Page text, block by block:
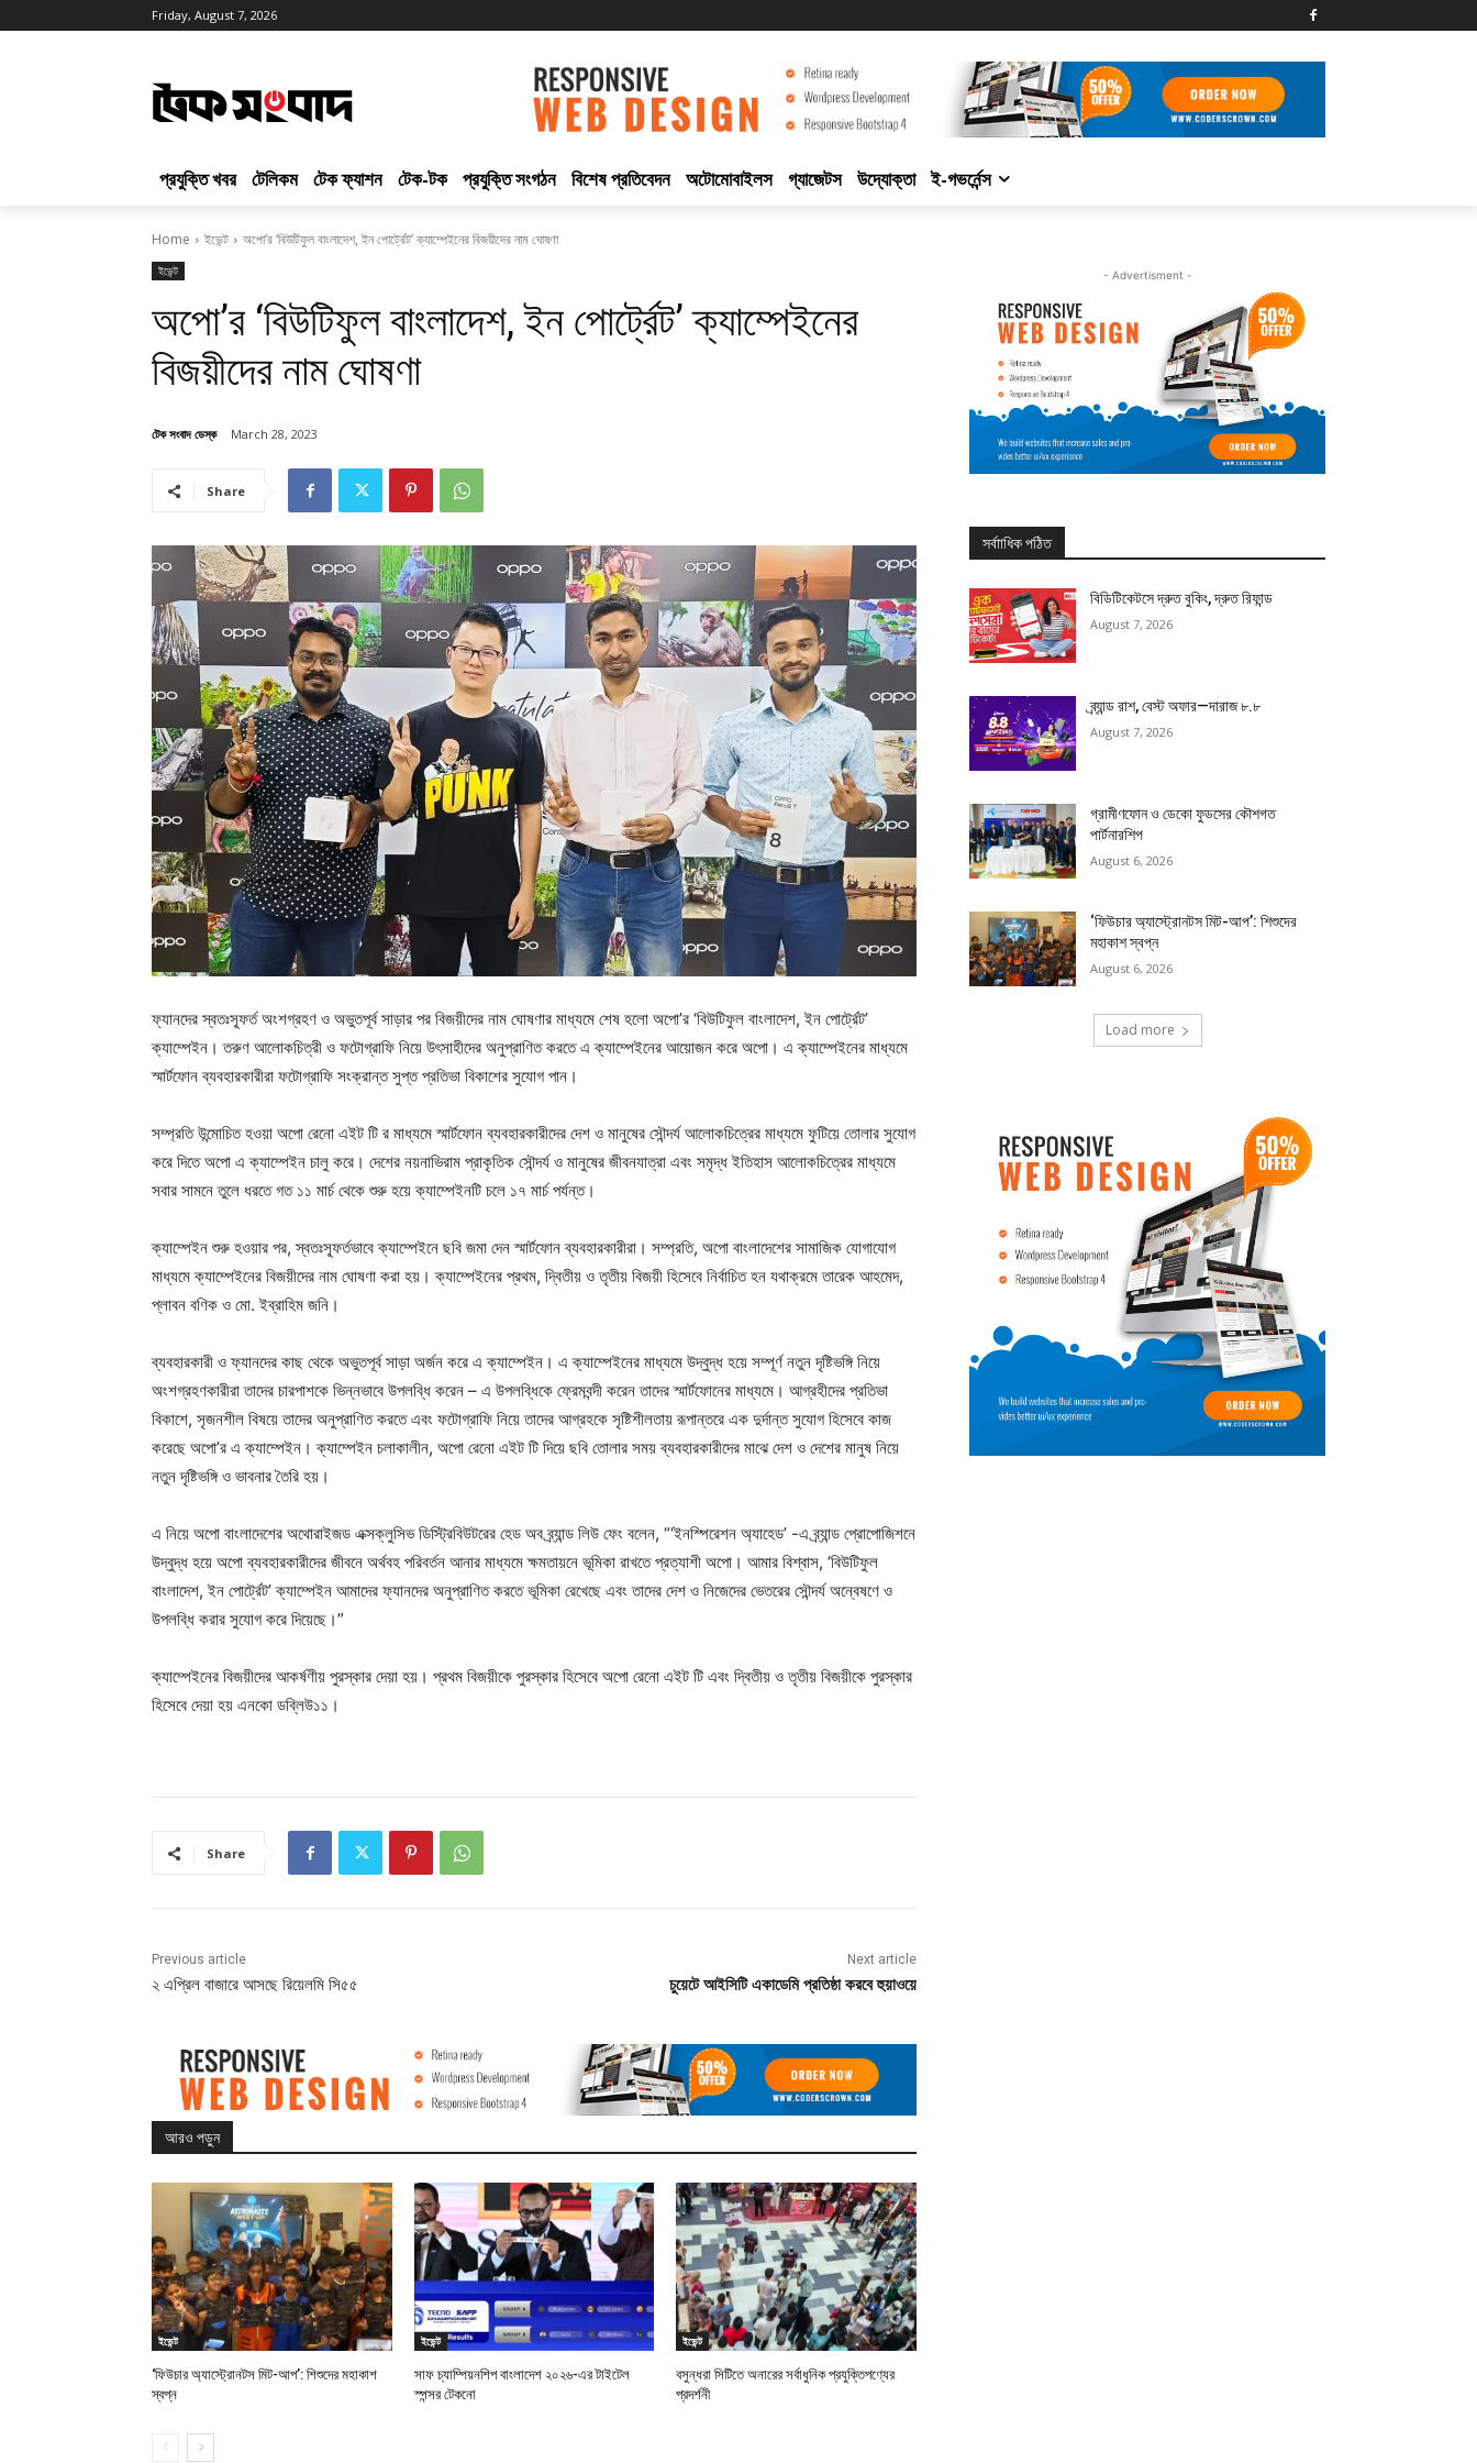
Friday, August 7, 2026
প্রযুক্তি খবর টেলিকম টেক ফ্যাশন টেক-টক প্রযুক্তি সংগঠন বিশেষ প্রতিবেদন অটোমোবাইলস গ্যাজেটস উদ্যোক্তা ই-গভর্নেন্স
Home ইভেন্ট অপো’র ‘বিউটিফুল বাংলাদেশ, ইন পোর্ট্রেট’ ক্যাম্পেইনের বিজয়ীদের নাম ঘোষণা
ইভেন্ট
অপো’র ‘বিউটিফুল বাংলাদেশ, ইন পোর্ট্রেট’ ক্যাম্পেইনের
বিজয়ীদের নাম ঘোষণা
টেক সংবাদ ডেস্ক March 28, 2023
Share
ফ্যানদের স্বতঃস্ফূর্ত অংশগ্রহণ ও অভুতপূর্ব সাড়ার পর বিজয়ীদের নাম ঘোষণার মাধ্যমে শেষ হলো অপো’র ‘বিউটিফুল বাংলাদেশ, ইন পোর্ট্রেট’
ক্যাম্পেইন। তরুণ আলোকচিত্রী ও ফটোগ্রাফি নিয়ে উৎসাহীদের অনুপ্রাণিত করতে এ ক্যাম্পেইনের আয়োজন করে অপো। এ ক্যাম্পেইনের মাধ্যমে
স্মার্টফোন ব্যবহারকারীরা ফটোগ্রাফি সংক্রান্ত সুপ্ত প্রতিভা বিকাশের সুযোগ পান।
সম্প্রতি উন্মোচিত হওয়া অপো রেনো এইট টি র মাধ্যমে স্মার্টফোন ব্যবহারকারীদের দেশ ও মানুষের সৌন্দর্য আলোকচিত্রের মাধ্যমে ফুটিয়ে তোলার সুযোগ
করে দিতে অপো এ ক্যাম্পেইন চালু করে। দেশের নয়নাভিরাম প্রাকৃতিক সৌন্দর্য ও মানুষের জীবনযাত্রা এবং সমৃদ্ধ ইতিহাস আলোকচিত্রের মাধ্যমে
সবার সামনে তুলে ধরতে গত ১১ মার্চ থেকে শুরু হয়ে ক্যাম্পেইনটি চলে ১৭ মার্চ পর্যন্ত।
ক্যাম্পেইন শুরু হওয়ার পর, স্বতঃস্ফূর্তভাবে ক্যাম্পেইনে ছবি জমা দেন স্মার্টফোন ব্যবহারকারীরা। সম্প্রতি, অপো বাংলাদেশের সামাজিক যোগাযোগ
মাধ্যমে ক্যাম্পেইনের বিজয়ীদের নাম ঘোষণা করা হয়। ক্যাম্পেইনের প্রথম, দ্বিতীয় ও তৃতীয় বিজয়ী হিসেবে নির্বাচিত হন যথাক্রমে তারেক আহমেদ,
প্লাবন বণিক ও মো. ইব্রাহিম জনি।
ব্যবহারকারী ও ফ্যানদের কাছ থেকে অভুতপূর্ব সাড়া অর্জন করে এ ক্যাম্পেইন। এ ক্যাম্পেইনের মাধ্যমে উদ্বুদ্ধ হয়ে সম্পূর্ণ নতুন দৃষ্টিভঙ্গি নিয়ে
অংশগ্রহণকারীরা তাদের চারপাশকে ভিন্নভাবে উপলব্ধি করেন – এ উপলব্ধিকে ফ্রেমবন্দী করেন তাদের স্মার্টফোনের মাধ্যমে। আগ্রহীদের প্রতিভা
বিকাশে, সৃজনশীল বিষয়ে তাদের অনুপ্রাণিত করতে এবং ফটোগ্রাফি নিয়ে তাদের আগ্রহকে সৃষ্টিশীলতায় রূপান্তরে এক দুর্দান্ত সুযোগ হিসেবে কাজ
করেছে অপো’র এ ক্যাম্পেইন। ক্যাম্পেইন চলাকালীন, অপো রেনো এইট টি দিয়ে ছবি তোলার সময় ব্যবহারকারীদের মাঝে দেশ ও দেশের মানুষ নিয়ে
নতুন দৃষ্টিভঙ্গি ও ভাবনার তৈরি হয়।
এ নিয়ে অপো বাংলাদেশের অথোরাইজড এক্সক্লুসিভ ডিস্ট্রিবিউটরের হেড অব ব্র্যান্ড লিউ ফেং বলেন, “‘ইনস্পিরেশন অ্যাহেড’ -এ ব্র্যান্ড প্রোপোজিশনে
উদ্বুদ্ধ হয়ে অপো ব্যবহারকারীদের জীবনে অর্থবহ পরিবর্তন আনার মাধ্যমে ক্ষমতায়নে ভূমিকা রাখতে প্রত্যাশী অপো। আমার বিশ্বাস, ‘বিউটিফুল
বাংলাদেশ, ইন পোর্ট্রেট’ ক্যাম্পেইন আমাদের ফ্যানদের অনুপ্রাণিত করতে ভূমিকা রেখেছে এবং তাদের দেশ ও নিজেদের ভেতরের সৌন্দর্য অন্বেষণে ও
উপলব্ধি করার সুযোগ করে দিয়েছে।”
ক্যাম্পেইনের বিজয়ীদের আকর্ষণীয় পুরস্কার দেয়া হয়। প্রথম বিজয়ীকে পুরস্কার হিসেবে অপো রেনো এইট টি এবং দ্বিতীয় ও তৃতীয় বিজয়ীকে পুরস্কার
হিসেবে দেয়া হয় এনকো ডব্লিউ১১।
Share
Previous article
২ এপ্রিল বাজারে আসছে রিয়েলমি সি৫৫
Next article
চুয়েটে আইসিটি একাডেমি প্রতিষ্ঠা করবে হুয়াওয়ে
আরও পড়ুন
ইভেন্ট
‘ফিউচার অ্যাস্ট্রোনটস মিট-আপ’: শিশুদের মহাকাশ
স্বপ্ন
ইভেন্ট
সাফ চ্যাম্পিয়নশিপ বাংলাদেশ ২০২৬-এর টাইটেল
স্পন্সর টেকনো
ইভেন্ট
বসুন্ধরা সিটিতে অনারের সর্বাধুনিক প্রযুক্তিপণ্যের
প্রদর্শনী
- Advertisment -
সর্বাাধিক পঠিত
বিডিটিকেটসে দ্রুত বুকিং, দ্রুত রিফান্ড
August 7, 2026
ব্র্যান্ড রাশ, বেস্ট অফার—দারাজ ৮.৮
August 7, 2026
গ্রামীণফোন ও ডেকো ফুডসের কৌশগত
পার্টনারশিপ
August 6, 2026
‘ফিউচার অ্যাস্ট্রোনটস মিট-আপ’: শিশুদের
মহাকাশ স্বপ্ন
August 6, 2026
Load more